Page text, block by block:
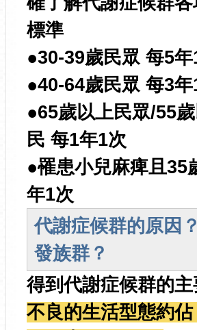
標準
●30-39歲民眾 每5年
●40-64歲民眾 每3年
●65歲以上民眾/55
民 每1年1次
●罹患小兒麻痺且35
年1次
代謝症候群的原因
發族群？
得到代謝症候群的主
不良的生活型態約